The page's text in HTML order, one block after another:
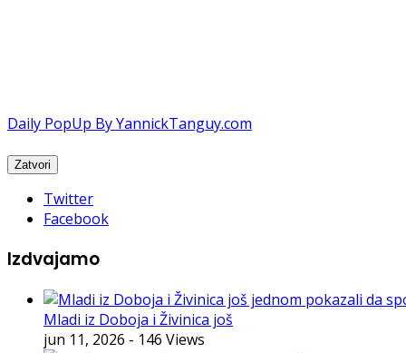
Daily PopUp By YannickTanguy.com
Twitter
Facebook
Izdvajamo
Mladi iz Doboja i Živinica još
jun 11, 2026 - 146 Views